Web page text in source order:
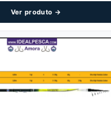
Ver produto →